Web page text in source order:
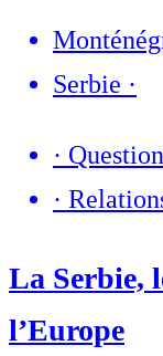
Serbie ·
·
·
La Serbie,
l’Europe